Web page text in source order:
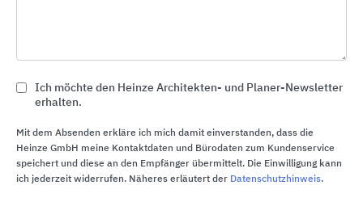
Fettabscheider
Pumpen
Abwasserhebeanlagen
Ich möchte den Heinze Architekten- und Planer-Newsletter
erhalten.
Mit dem Absenden erkläre ich mich damit einverstanden, dass die
Heinze GmbH meine Kontaktdaten und Bürodaten zum Kundenservice
speichert und diese an den Empfänger übermittelt. Die Einwilligung kann
ich jederzeit widerrufen. Näheres erläutert der Datenschutzhinweis.